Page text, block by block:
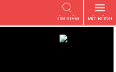
MỞ RỘNG
TÌM KIẾM